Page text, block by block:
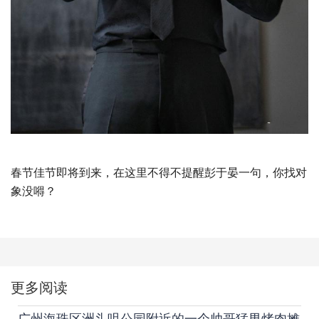
春节佳节即将到来，在这里不得不提醒彭于晏一句，你找对
象没嘚？
更多阅读